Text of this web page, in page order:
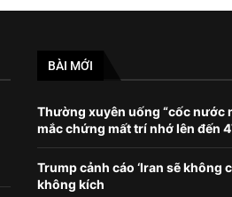
BÀI MỚI
Thường xuyên uống “cốc nước
mắc chứng mất trí nhớ lên đến
Trump cảnh cáo ‘Iran sẽ không
không kích